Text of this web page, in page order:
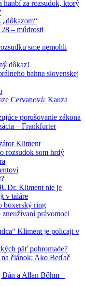
hanbí za rozsudok, ktorý
– múdrosti
sme nemohli
dôkaz!
bahna slovenskej
Cervanová: Kauza
porušovanie zákona
– Frankfurter
Kliment
rozsudok som hrdý
Kliment nie je
v taláre
boxerský ring
právomoci
Kliment je policajt v
päť pohromade?
článok: Ako Beďač
Bán a Allan Bőhm –